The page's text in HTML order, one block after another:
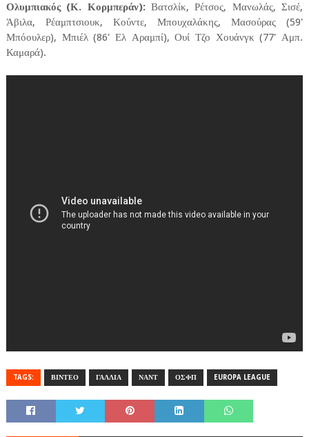
Ολυμπιακός (Κ. Κορμπεράν):Βατσλίκ, Ρέτσος, Μανωλάς, Σισέ,
Άβιλα, Ρέαμπτσιουκ, Κούντε, Μπουχαλάκης, Μασούρας (59'
Μπόουλερ), Μπιέλ (86' Ελ Αραμπί), Ουί Τζο Χουάνγκ (77' Αμπ.
Καμαρά).
TAGS: ΒΙΝΤΕΟ ΓΑΛΛΙΑ ΝΑΝΤ ΟΣΦΠ EUROPA LEAGUE